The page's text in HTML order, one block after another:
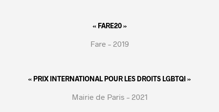
« FARE20 »
Fare – 2019
« PRIX INTERNATIONAL POUR LES DROITS LGBTQI »
Mairie de Paris – 2021